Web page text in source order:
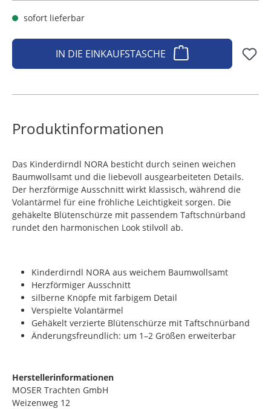
sofort lieferbar
IN DIE EINKAUFSTASCHE
Produktinformationen
Das Kinderdirndl NORA besticht durch seinen weichen
Baumwollsamt und die liebevoll ausgearbeiteten Details.
Der herzförmige Ausschnitt wirkt klassisch, während die
Volantärmel für eine fröhliche Leichtigkeit sorgen. Die
gehäkelte Blütenschürze mit passendem Taftschnürband
rundet den harmonischen Look stilvoll ab.
Kinderdirndl NORA aus weichem Baumwollsamt
Herzförmiger Ausschnitt
silberne Knöpfe mit farbigem Detail
Verspielte Volantärmel
Gehäkelt verzierte Blütenschürze mit Taftschnürband
Änderungsfreundlich: um 1–2 Größen erweiterbar
Herstellerinformationen
MOSER Trachten GmbH
Weizenweg 12